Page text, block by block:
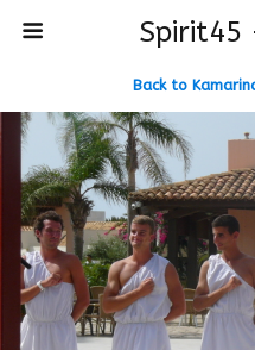
Spirit45
Back to